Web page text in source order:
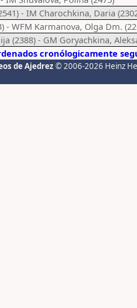
- IM Charochkina, Daria
- WFM Karmanova, Olga Dm.
(2388) - GM Goryachkina,
cronólogicamente
de Ajedrez © 2006-2026 Heinz